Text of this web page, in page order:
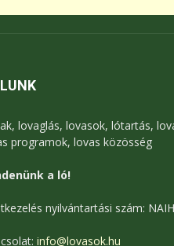
lovaglás, lovasok, lótartás,
programok, lovas közösség
a ló!
nyilvántartási szám:
info@lovasok.hu